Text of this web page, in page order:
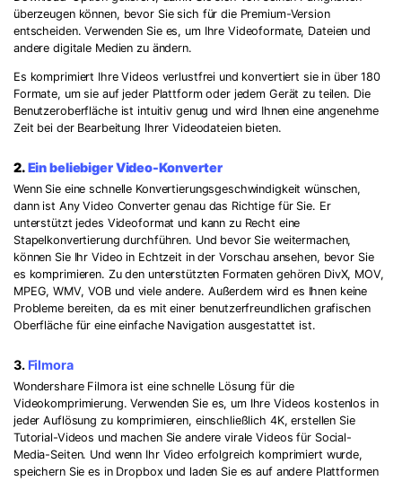
überzeugen können, bevor Sie sich für die Premium-Version
entscheiden. Verwenden Sie es, um Ihre Videoformate, Dateien und
andere digitale Medien zu ändern.
Es komprimiert Ihre Videos verlustfrei und konvertiert sie in über 180
Formate, um sie auf jeder Plattform oder jedem Gerät zu teilen. Die
Benutzeroberfläche ist intuitiv genug und wird Ihnen eine angenehme
Zeit bei der Bearbeitung Ihrer Videodateien bieten.
2.Ein beliebiger Video-Konverter
Wenn Sie eine schnelle Konvertierungsgeschwindigkeit wünschen,
dann ist Any Video Converter genau das Richtige für Sie. Er
unterstützt jedes Videoformat und kann zu Recht eine
Stapelkonvertierung durchführen. Und bevor Sie weitermachen,
können Sie Ihr Video in Echtzeit in der Vorschau ansehen, bevor Sie
es komprimieren. Zu den unterstützten Formaten gehören DivX, MOV,
MPEG, WMV, VOB und viele andere. Außerdem wird es Ihnen keine
Probleme bereiten, da es mit einer benutzerfreundlichen grafischen
Oberfläche für eine einfache Navigation ausgestattet ist.
3. Filmora
Wondershare Filmora ist eine schnelle Lösung für die
Videokomprimierung. Verwenden Sie es, um Ihre Videos kostenlos in
jeder Auflösung zu komprimieren, einschließlich 4K, erstellen Sie
Tutorial-Videos und machen Sie andere virale Videos für Social-
Media-Seiten. Und wenn Ihr Video erfolgreich komprimiert wurde,
speichern Sie es in Dropbox und laden Sie es auf andere Plattformen